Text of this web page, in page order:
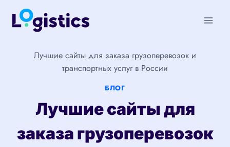
Перейти
Лучшие сайты для заказа грузоперевозок и
транспортных услуг в России
БЛОГ
Лучшие сайты для
заказа грузоперевозок